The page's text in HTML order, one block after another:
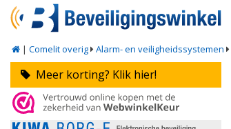
| Comelit overig Alarm- en veiligheidssystemen
Meer korting? Klik hier!